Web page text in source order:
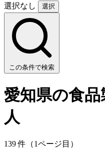
選択なし
選択
この条件で検索
愛知県の食
人
139 件（1ページ目）